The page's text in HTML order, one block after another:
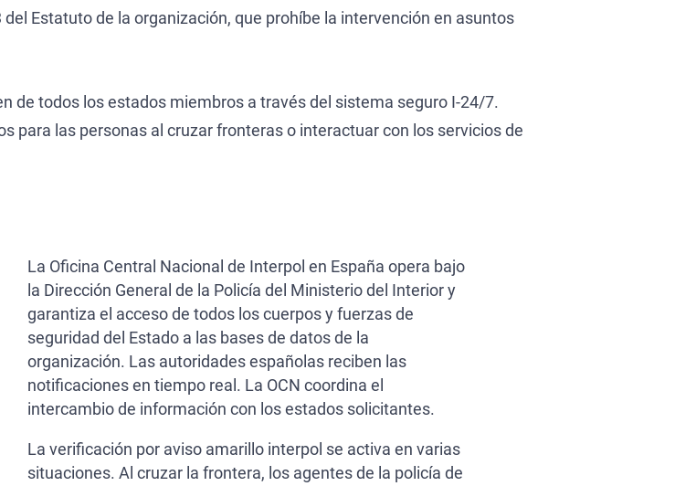
Estatuto de la organización, que prohíbe la intervención en asuntos
de todos los estados miembros a través del sistema seguro I-24/7.
para las personas al cruzar fronteras o interactuar con los servicios de
La Oficina Central Nacional de Interpol en España opera bajo
la Dirección General de la Policía del Ministerio del Interior y
garantiza el acceso de todos los cuerpos y fuerzas de
seguridad del Estado a las bases de datos de la
organización. Las autoridades españolas reciben las
notificaciones en tiempo real. La OCN coordina el
intercambio de información con los estados solicitantes.
La verificación por aviso amarillo interpol se activa en varias
situaciones. Al cruzar la frontera, los agentes de la policía de